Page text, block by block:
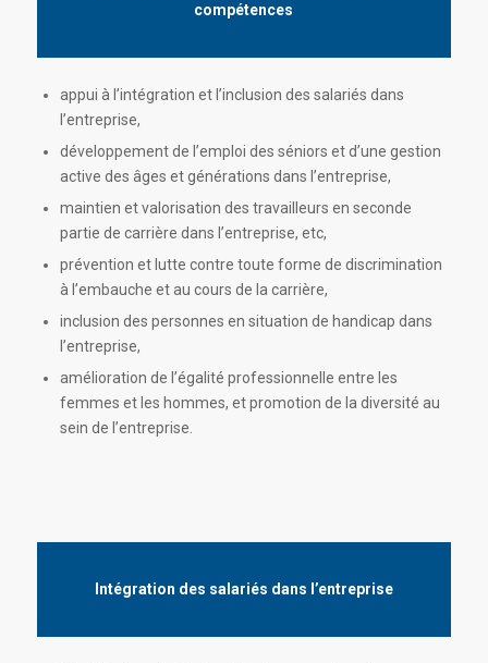
compétences
appui à l’intégration et l’inclusion des salariés dans
l’entreprise,
développement de l’emploi des séniors et d’une gestion
active des âges et générations dans l’entreprise,
maintien et valorisation des travailleurs en seconde
partie de carrière dans l’entreprise, etc,
prévention et lutte contre toute forme de discrimination
à l’embauche et au cours de la carrière,
inclusion des personnes en situation de handicap dans
l’entreprise,
amélioration de l’égalité professionnelle entre les
femmes et les hommes, et promotion de la diversité au
sein de l’entreprise.
Intégration des salariés dans l’entreprise